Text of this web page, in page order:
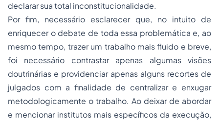
declarar sua total inconstitucionalidade.
Por fim, necessário esclarecer que, no intuito de
enriquecer o debate de toda essa problemática e, ao
mesmo tempo, trazer um trabalho mais fluido e breve,
foi necessário contrastar apenas algumas visões
doutrinárias e providenciar apenas alguns recortes de
julgados com a finalidade de centralizar e enxugar
metodologicamente o trabalho. Ao deixar de abordar
e mencionar institutos mais específicos da execução,